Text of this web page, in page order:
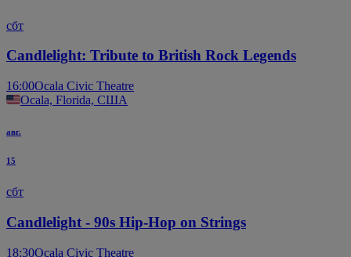
сбт
Candlelight: Tribute to British Rock Legends
16:00Ocala Civic Theatre
Ocala, Florida, США
авг.
15
сбт
Candlelight - 90s Hip-Hop on Strings
18:30Ocala Civic Theatre